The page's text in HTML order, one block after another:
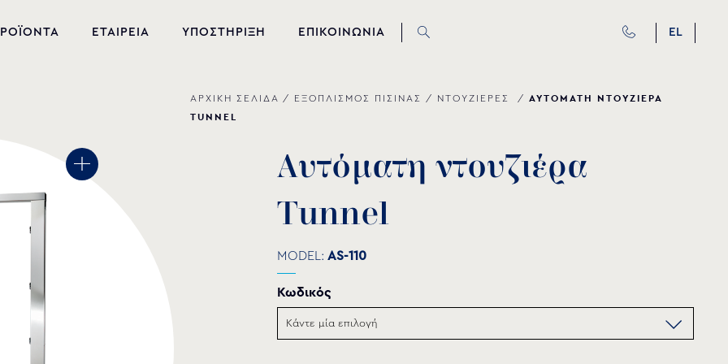
EL
ΥΔΡΟΜΑΣΑΖ
PVC-U ΕΞΑΡΤΗΜΑΤΑ
ΑΝΤΛΙΕΣ ΥΔΑΤΩΝ
ΕΤΑΙΡΕΙΑ ΥΠΟΣΤΗΡΙΞΗ ΕΠΙΚΟΙΝΩΝΙΑ
ΑΡΧΙΚΗ ΣΕΛΙΔΑ / ΕΞΟΠΛΙΣΜΟΣ ΠΙΣΙΝΑΣ / ΝΤΟΥΖΙΕΡΕΣ / ΑΥΤΟΜΑΤΗ ΝΤΟΥΖΙΕΡΑ
TUNNEL
Αυτόματη ντουζιέρα
Tunnel
MODEL: AS-110
Κωδικός